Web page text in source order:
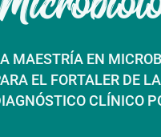
MAESTRÍA EN
EL FORTALER DE
CLÍNICO